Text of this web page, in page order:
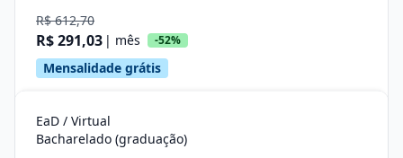
R$ 612,70
R$ 291,03 | mês -52%
Mensalidade grátis
EaD / Virtual
Bacharelado (graduação)